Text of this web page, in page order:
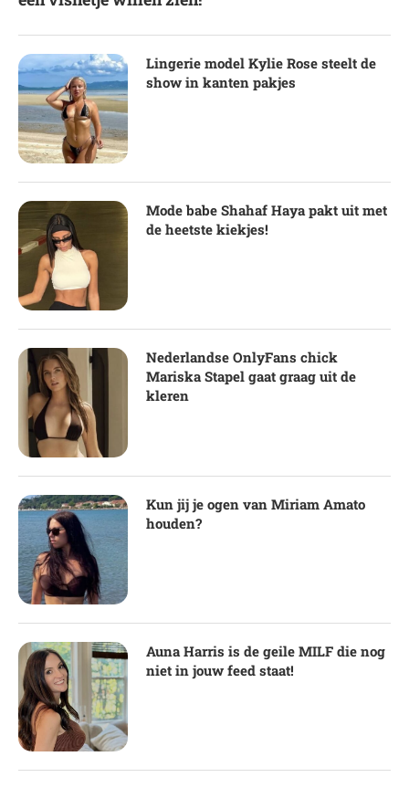
Lingerie model Kylie Rose steelt de
show in kanten pakjes
Mode babe Shahaf Haya pakt uit met
de heetste kiekjes!
Nederlandse OnlyFans chick
Mariska Stapel gaat graag uit de
kleren
Kun jij je ogen van Miriam Amato
houden?
Auna Harris is de geile MILF die nog
niet in jouw feed staat!